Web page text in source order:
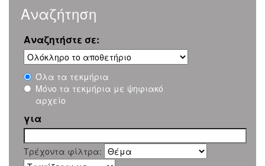
Αναζήτηση
Αναζητήστε σε:
Όλα τα τεκμήρια
Μόνο τα τεκμήρια με ψηφιακό
αρχείο
για
Τρέχοντα φίλτρα: